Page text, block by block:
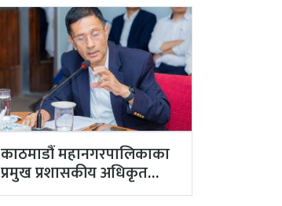
काठमाडौं महानगरपालिकाका
प्रमुख प्रशासकीय अधिकृत
गुरागाईं घर गए